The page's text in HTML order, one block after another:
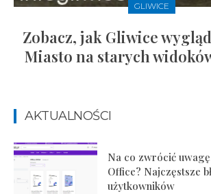
GLIWICE
Zobacz, jak Gliwice
Miasto na starych
AKTUALNOŚCI
Na co zwrócić
Office? Najczęstsze
użytkowników